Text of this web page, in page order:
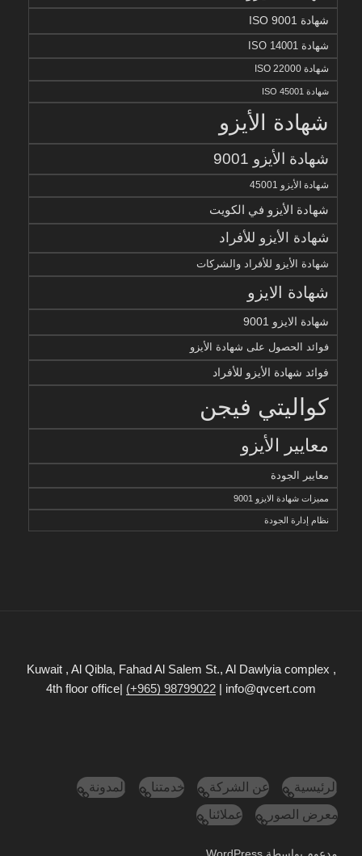
شهادة ISO 9001
شهادة ISO 14001
شهادة ISO 22000
شهادة ISO 45001
شهادة الأيزو
شهادة الأيزو 9001
شهادة الأيزو 45001
شهادة الأيزو في الكويت
شهادة الأيزو للأفراد
شهادة الأيزو للأفراد والشركات
شهادة الايزو
شهادة الايزو 9001
فوائد الحصول على شهادة الأيزو
فوائد شهادة الأيزو للأفراد
كواليتي فيجن
معايير الأيزو
معايير الجودة
مميزات شهادة الايزو 9001
نظام إدارة الجودة
Kuwait , Al Qibla, Fahad Al Salem St., Al Dawlyia complex ,
4th floor office| (+965) 98799022 | info@qvcert.com
الرئيسية عن الشركة خدمتنا
المدونة
معرض الصور
عملائنا